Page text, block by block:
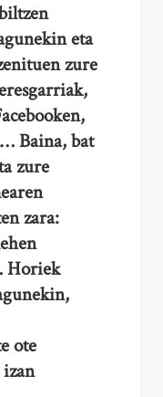
eta
zure
Baina, bat
zure
zara:
Horiek
ote